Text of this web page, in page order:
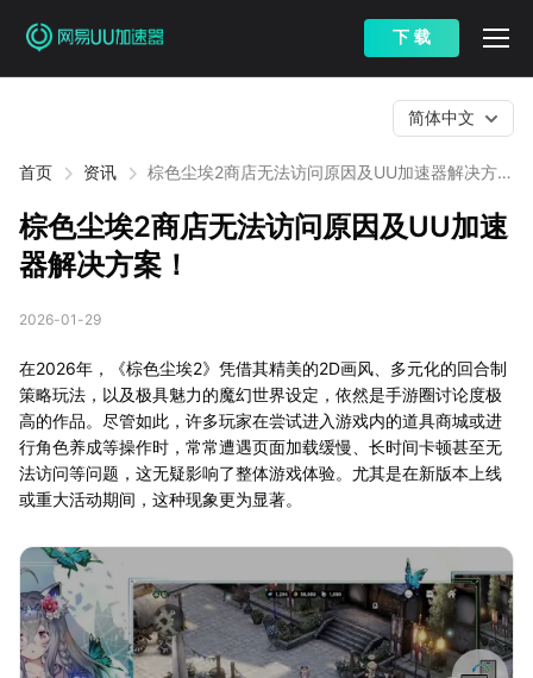
下 载
首页 资讯
棕色尘埃2商店无法访问原因及UU加速器解决方
简体中文
棕色尘埃2商店无法访问原因及UU加速
器解决方案！
2026-01-29
在2026年，《棕色尘埃2》凭借其精美的2D画风、多元化的回合制
策略玩法，以及极具魅力的魔幻世界设定，依然是手游圈讨论度极
高的作品。尽管如此，许多玩家在尝试进入游戏内的道具商城或进
行角色养成等操作时，常常遭遇页面加载缓慢、长时间卡顿甚至无
法访问等问题，这无疑影响了整体游戏体验。尤其是在新版本上线
或重大活动期间，这种现象更为显著。